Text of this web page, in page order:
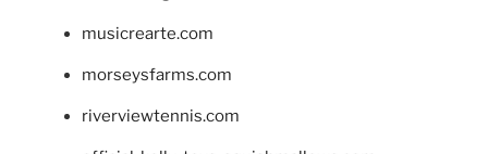
musicrearte.com
morseysfarms.com
riverviewtennis.com